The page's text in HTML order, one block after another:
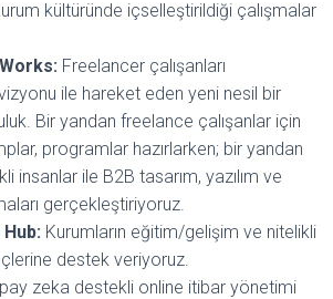
kültüründe içselleştirildiği çalışmalar
Freelancer çalışanları
ile hareket eden yeni nesil bir
Bir yandan freelance çalışanlar için
programlar hazırlarken; bir yandan
insanlar ile B2B tasarım, yazılım ve
gerçekleştiriyoruz.
Kurumların eğitim/gelişim ve nitelikli
destek veriyoruz.
zeka destekli online itibar yönetimi